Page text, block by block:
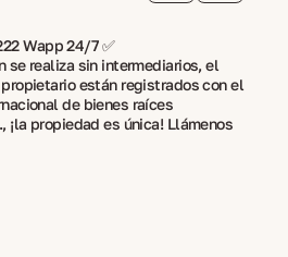
Wapp 24/7 ✅
se realiza sin intermediarios, el
están registrados con el
de bienes raíces
¡la propiedad es única! Llámenos